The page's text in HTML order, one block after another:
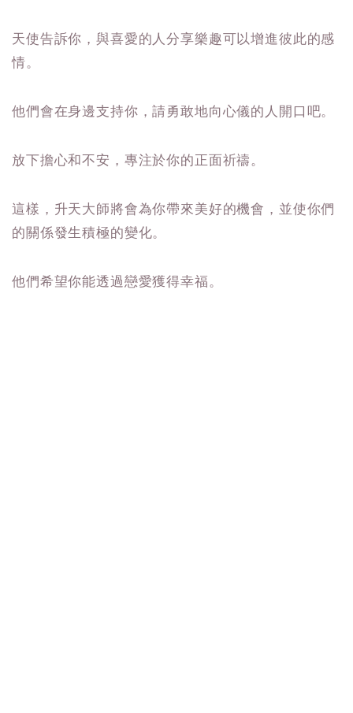
天使告訴你，與喜愛的人分享樂趣可以增進彼此的感
情。
他們會在身邊支持你，請勇敢地向心儀的人開口吧。
放下擔心和不安，專注於你的正面祈禱。
這樣，升天大師將會為你帶來美好的機會，並使你們
的關係發生積極的變化。
他們希望你能透過戀愛獲得幸福。